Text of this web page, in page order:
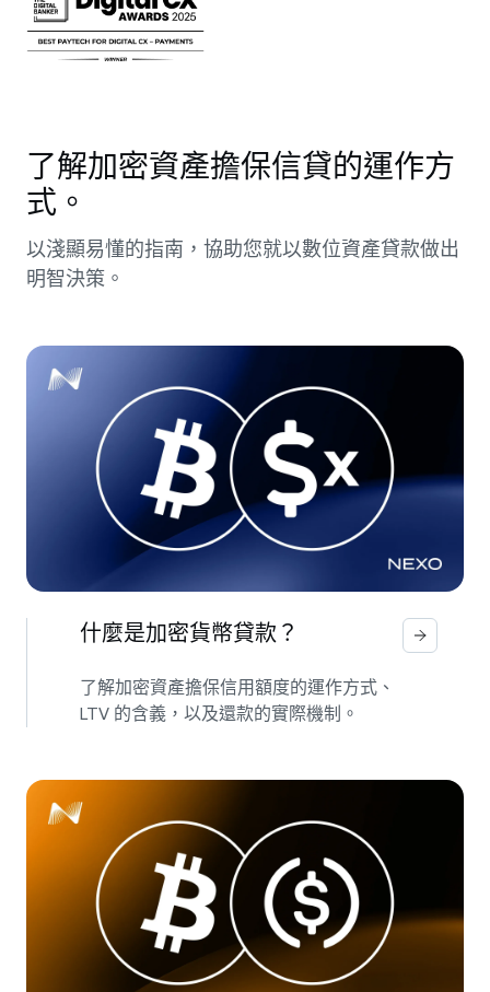
了解加密資產擔保信貸的運作方
式。
以淺顯易懂的指南，協助您就以數位資產貸款做出
明智決策。
什麼是加密貨幣貸款？
了解加密資產擔保信用額度的運作方式、
LTV 的含義，以及還款的實際機制。